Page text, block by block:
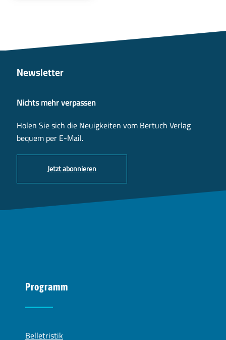
Newsletter
Nichts mehr verpassen
Holen Sie sich die Neuigkeiten vom Bertuch Verlag
bequem per E-Mail.
Jetzt abonnieren
Programm
Belletristik